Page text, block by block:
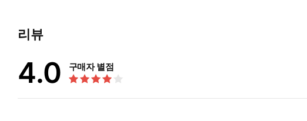
리뷰
4.0 구매자 별점